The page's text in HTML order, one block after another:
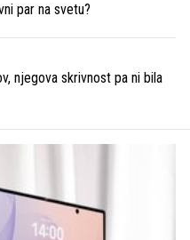
par na svetu?
njegova skrivnost pa ni bila